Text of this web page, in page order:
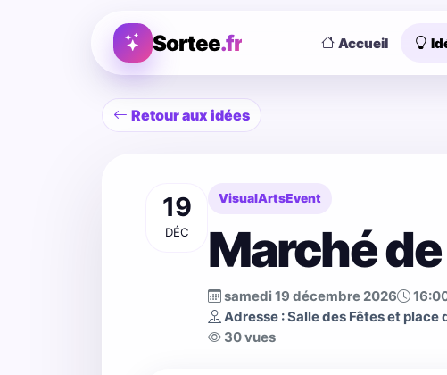
Sortee.fr Accueil
Retour aux idées
19
DÉC
VisualArtsEvent
Marché
samedi 19 décembre 2026
Adresse : Salle des Fêtes et place
30 vues